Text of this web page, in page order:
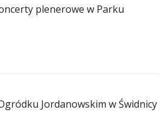
plenerowe w Parku
Jordanowskim w Świdnicy